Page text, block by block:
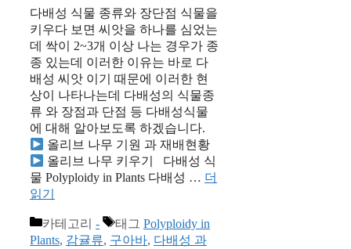
다배성 식물 종류와 장단점 식물을
키우다 보면 씨앗을 하나를 심었는
데 싹이 2~3개 이상 나는 경우가 종
종 있는데 이러한 이유는 바로 다
배성 씨앗 이기 때문에 이러한 현
상이 나타나는데 다배성의 식물종
류 와 장점과 단점 등 다배성식물
에 대해 알아보도록 하겠습니다.
올리브 나무 기원 과 재배현황
올리브 나무 키우기 다배성 식
물 Polyploidy in Plants 다배성 … 더
읽기
카테고리 - 태그 Polyploidy in
Plants, 감귤류, 구아바, 다배성 과